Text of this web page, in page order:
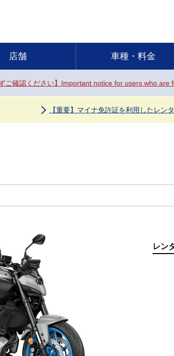
店舗 車種・料金
ご確認ください】 Important notice for users who are
【重要】マイナ免許証を利用したレン
レン